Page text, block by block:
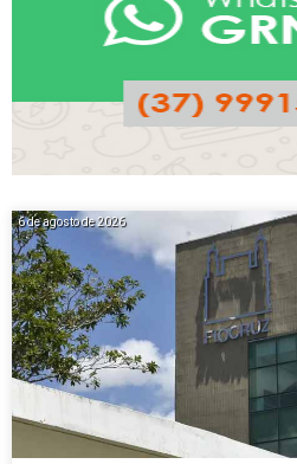
6 de agosto de 2026